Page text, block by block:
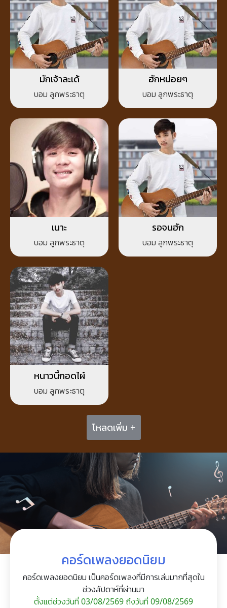
มักเจ้าละเด้
บอม ลูกพระธาตุ
ฮักหน่อยๆ
บอม ลูกพระธาตุ
เนาะ
บอม ลูกพระธาตุ
รอจนฮัก
บอม ลูกพระธาตุ
หนาวนี้กอดไผ๋
บอม ลูกพระธาตุ
โหลดเพิ่ม +
คอร์ดเพลงยอดนิยม
คอร์ดเพลงยอดนิยม เป็นคอร์ดเพลงที่มีการเล่นมากที่สุดใน
ช่วงสัปดาห์ที่ผ่านมา
ตั้งแต่ช่วงวันที่ 03/08/2569 ถึงวันที่ 09/08/2569